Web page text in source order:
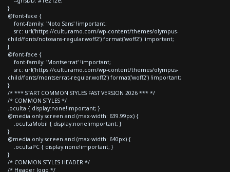
}
@font-face {
font-family: 'Noto Sans' !important;
src: url('https://culturamo.com/wp-content/themes/olympus-
child/fonts/notosans-regular.woff2') format('woff2') !important;
}
@font-face {
font-family: 'Montserrat' !important;
src: url('https://culturamo.com/wp-content/themes/olympus-
child/fonts/montserrat-regular.woff2') format('woff2') !important;
}
/* *** START COMMON STYLES FAST VERSION 2026 *** */
/* COMMON STYLES */
.oculta { display:none!important; }
@media only screen and (max-width: 639.99px) {
.ocultaMobil { display:none!important; }
}
@media only screen and (max-width: 640px) {
.ocultaPC { display:none!important; }
}
/* COMMON STYLES HEADER */
/* Header logo */